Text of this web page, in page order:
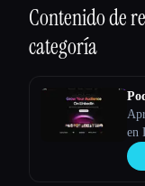
Contenido de
categoría
en